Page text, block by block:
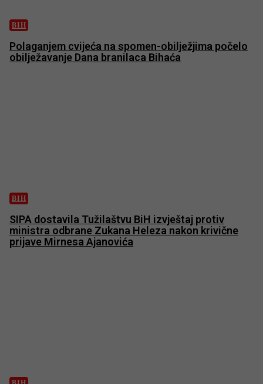
BIH
Polaganjem cvijeća na spomen-obilježjima počelo
obilježavanje Dana branilaca Bihaća
BIH
SIPA dostavila Tužilaštvu BiH izvještaj protiv
ministra odbrane Zukana Heleza nakon krivične
prijave Mirnesa Ajanovića